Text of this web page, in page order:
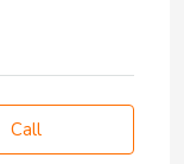
Call